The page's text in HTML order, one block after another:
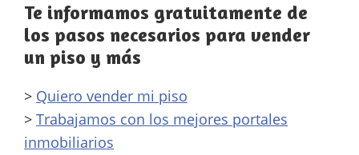
Te informamos gratuitamente de
los pasos necesarios para vender
un piso y más
> Quiero vender mi piso
> Trabajamos con los mejores portales
inmobiliarios